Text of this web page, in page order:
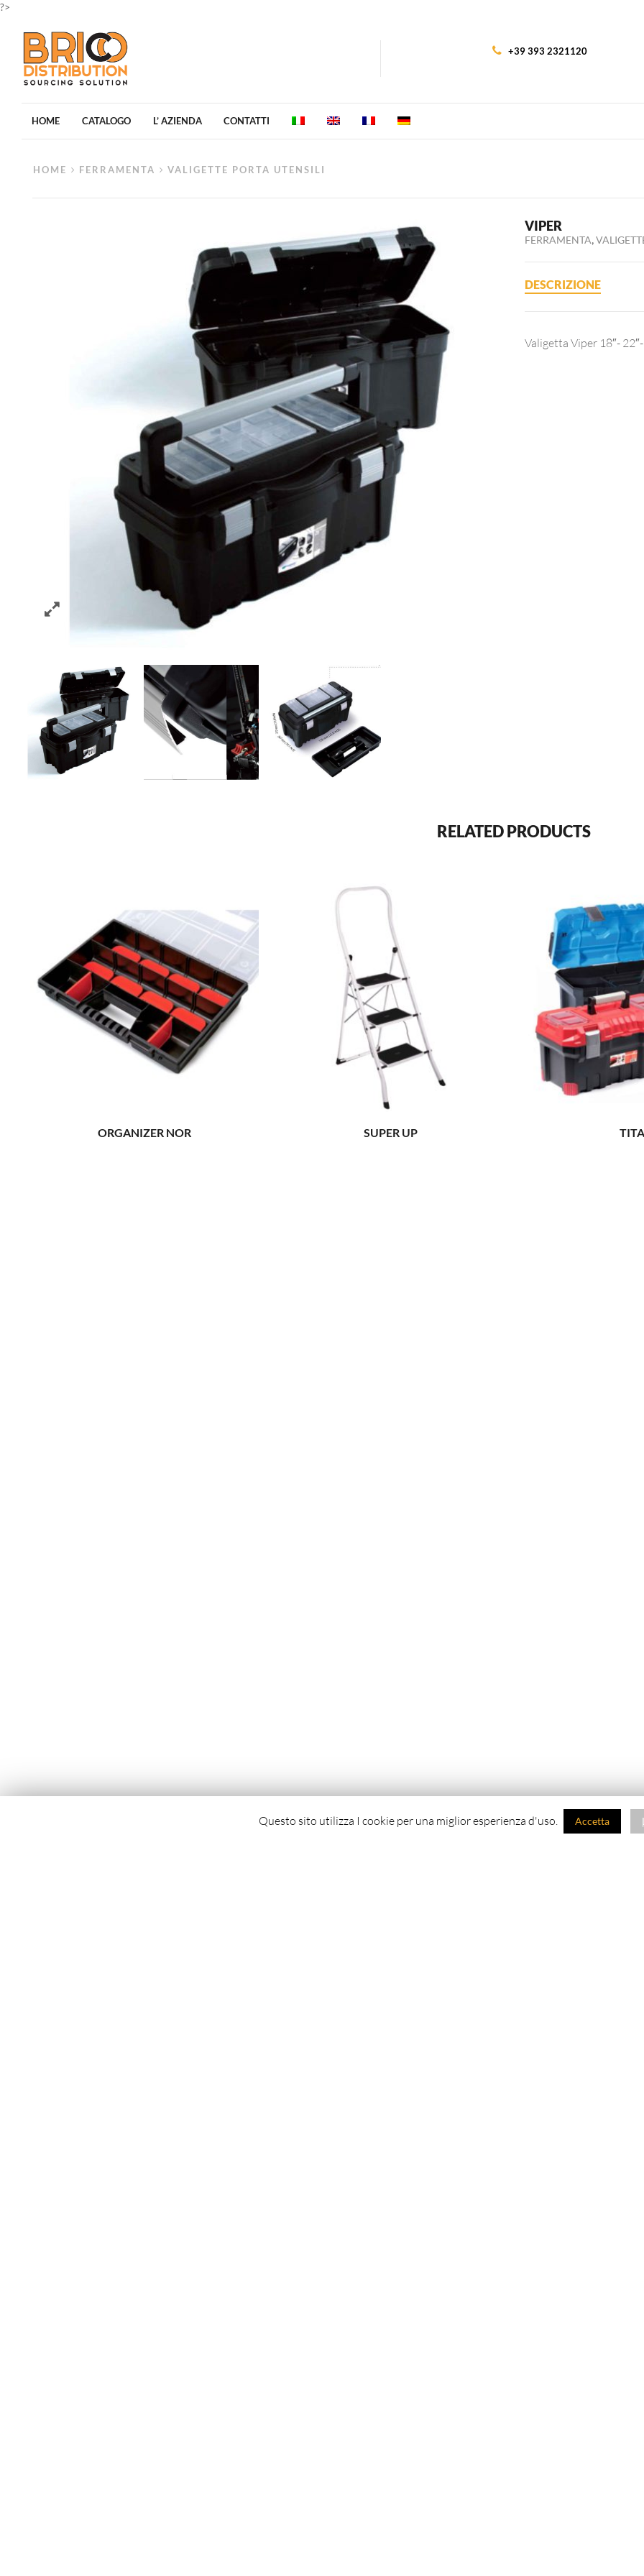
?>
+39 393 2321120
HOME CATALOGO L’ AZIENDA CONTATTI
HOME FERRAMENTA VALIGETTE PORTA UTENSILI
VIPER
FERRAMENTA,
DESCRIZIONE
Valigetta Viper 18″-
RELATED PRODUCTS
ORGANIZER NOR SUPER UP
Questo sito utilizza I cookie per una miglior esperienza d'uso. Accetta